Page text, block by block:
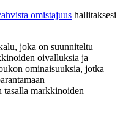
omistajuus hallitaksesi
joka on suunniteltu
oivalluksia ja
ominaisuuksia, jotka
tasalla markkinoiden